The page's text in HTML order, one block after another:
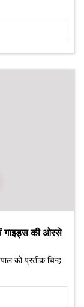
गाइड्स की ओरसे
को प्रतीक चिन्ह